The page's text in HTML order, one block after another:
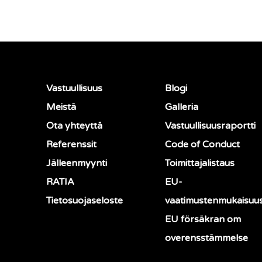
Vastuullisuus
Meistä
Ota yhteyttä
Referenssit
Jälleenmyynti
RATIA
Tietosuojaseloste
Blogi
Galleria
Vastuullisuusraportti
Code of Conduct
Toimittajalistaus
EU-
EU försäkran om
overensstämmelse